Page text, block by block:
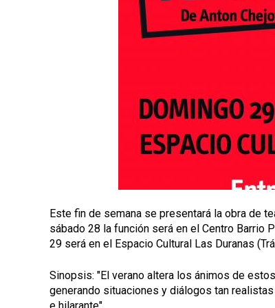
Este fin de semana se presentará la obra de
sábado 28 la función será en el Centro Barrio
29 será en el Espacio Cultural Las Duranas
Sinopsis: "El verano altera los ánimos de
generando situaciones y diálogos tan